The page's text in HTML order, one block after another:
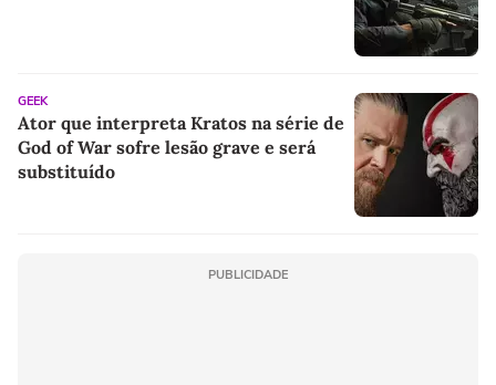
GEEK
Ator que interpreta Kratos na série de
God of War sofre lesão grave e será
substituído
PUBLICIDADE